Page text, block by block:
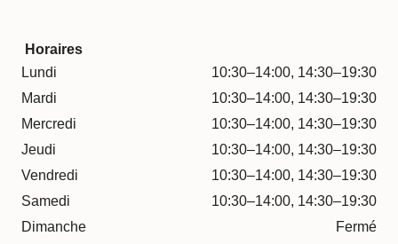
Horaires
Lundi
10:30–14:00, 14:30–19:30
Mardi
10:30–14:00, 14:30–19:30
Mercredi
10:30–14:00, 14:30–19:30
Jeudi
10:30–14:00, 14:30–19:30
Vendredi
10:30–14:00, 14:30–19:30
Samedi
10:30–14:00, 14:30–19:30
Dimanche
Fermé